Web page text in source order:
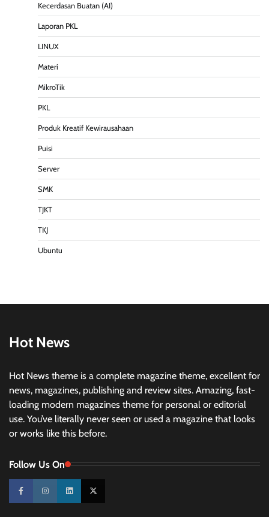
Kecerdasan Buatan (AI)
Laporan PKL
LINUX
Materi
MikroTik
PKL
Produk Kreatif Kewirausahaan
Puisi
Server
SMK
TJKT
TKJ
Ubuntu
Hot News
Hot News theme is a complete magazine theme, excellent for
news, magazines, publishing and review sites. Amazing, fast-
loading modern magazines theme for personal or editorial
use. You’ve literally never seen or used a magazine that looks
or works like this before.
Follow Us On